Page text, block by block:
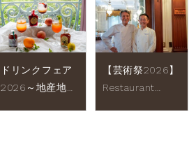
2026)
ドリンクフェア
2026～地産地消
【芸術祭2026】
Restaurant